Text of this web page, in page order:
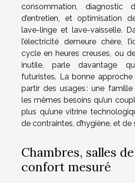
consommation, diagnostic
d’entretien, et optimisation
lave-linge et lave-vaisselle.
l’électricité demeure chère,
cycle en heures creuses, ou
inutile, parle davantage
futuristes. La bonne
partir des usages : une famille
les mêmes besoins qu’un
plus qu’une vitrine
de contraintes, d’hygiène, et de
Chambres, salles
confort mesuré